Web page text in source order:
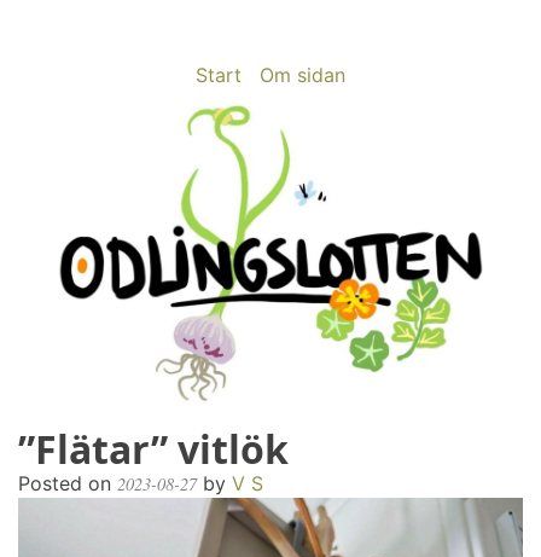
Start Om sidan
odlingslotten.com
Odling på 200 kvm i Stockholms utkant
”Flätar” vitlök
Posted on 2023-08-27by V S